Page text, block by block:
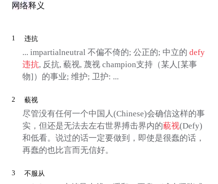
网络释义
1 违抗
... impartialneutral 不偏不倚的; 公正的; 中立的 defy
违抗, 反抗, 藐视, 蔑视 champion支持（某人[某事
物]）的事业; 维护; 卫护: ...
2 藐视
尽管没有任何一个中国人(Chinese)会确信这样的事
实，但还是无法去左右世界搏击界内的藐视(Defy)
和低看。说过的话一定要做到，即使是很蠢的话，
再蠢的也比言而无信好。
3 不服从